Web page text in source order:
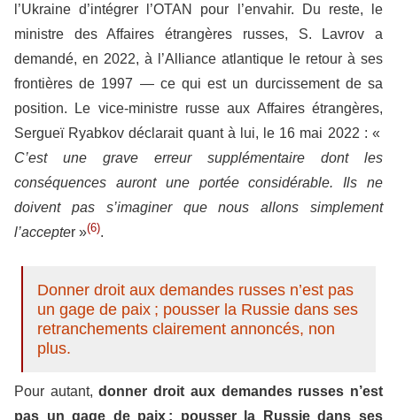
l’Ukraine d’intégrer l’OTAN pour l’envahir. Du reste, le
ministre des Affaires étrangères russes, S. Lavrov a
demandé, en 2022, à l’Alliance atlantique le retour à ses
frontières de 1997 — ce qui est un durcissement de sa
position. Le vice-ministre russe aux Affaires étrangères,
Sergueï Ryabkov déclarait quant à lui, le 16 mai 2022 : «
C’est une grave erreur supplémentaire dont les
conséquences auront une portée considérable. Ils ne
doivent pas s’imaginer que nous allons simplement
l’accepter »(6).
Donner droit aux demandes russes n’est pas
un gage de paix ; pousser la Russie dans ses
retranchements clairement annoncés, non
plus.
Pour autant,donner droit aux demandes russes n’est
pas un gage de paix ; pousser la Russie dans ses